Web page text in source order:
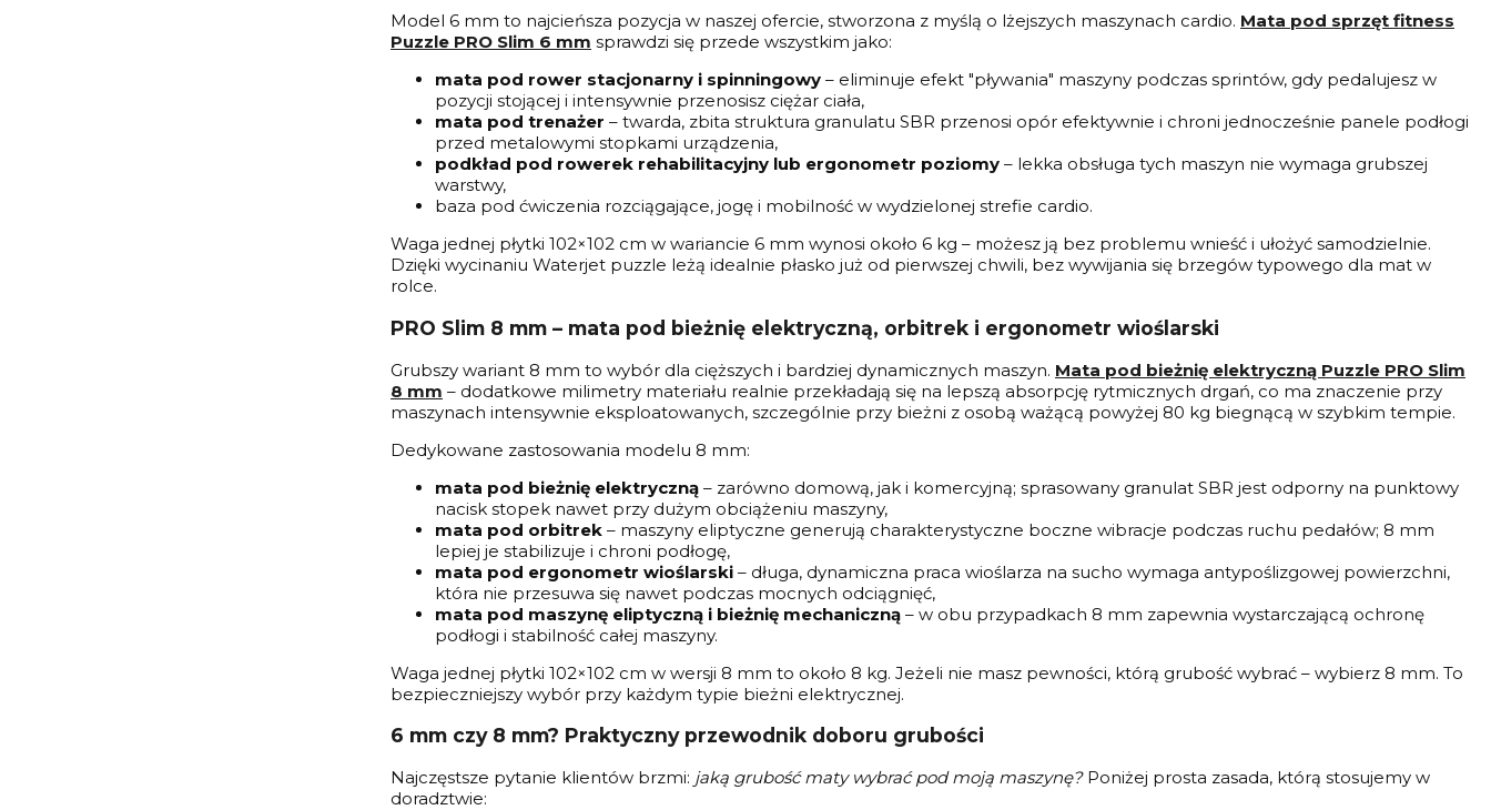
Model 6 mm to najcieńsza pozycja w naszej ofercie, stworzona z myślą o lżejszych maszynach cardio. Mata pod sprzęt fitness
Puzzle PRO Slim 6 mm sprawdzi się przede wszystkim jako:
mata pod rower stacjonarny i spinningowy – eliminuje efekt "pływania" maszyny podczas sprintów, gdy pedalujesz w
pozycji stojącej i intensywnie przenosisz ciężar ciała,
mata pod trenażer – twarda, zbita struktura granulatu SBR przenosi opór efektywnie i chroni jednocześnie panele podłogi
przed metalowymi stopkami urządzenia,
podkład pod rowerek rehabilitacyjny lub ergonometr poziomy – lekka obsługa tych maszyn nie wymaga grubszej
warstwy,
baza pod ćwiczenia rozciągające, jogę i mobilność w wydzielonej strefie cardio.
Waga jednej płytki 102×102 cm w wariancie 6 mm wynosi około 6 kg – możesz ją bez problemu wnieść i ułożyć samodzielnie.
Dzięki wycinaniu Waterjet puzzle leżą idealnie płasko już od pierwszej chwili, bez wywijania się brzegów typowego dla mat w
rolce.
PRO Slim 8 mm – mata pod bieżnię elektryczną, orbitrek i ergonometr wioślarski
Grubszy wariant 8 mm to wybór dla cięższych i bardziej dynamicznych maszyn. Mata pod bieżnię elektryczną Puzzle PRO Slim
8 mm – dodatkowe milimetry materiału realnie przekładają się na lepszą absorpcję rytmicznych drgań, co ma znaczenie przy
maszynach intensywnie eksploatowanych, szczególnie przy bieżni z osobą ważącą powyżej 80 kg biegnącą w szybkim tempie.
Dedykowane zastosowania modelu 8 mm:
mata pod bieżnię elektryczną – zarówno domową, jak i komercyjną; sprasowany granulat SBR jest odporny na punktowy
nacisk stopek nawet przy dużym obciążeniu maszyny,
mata pod orbitrek – maszyny eliptyczne generują charakterystyczne boczne wibracje podczas ruchu pedałów; 8 mm
lepiej je stabilizuje i chroni podłogę,
mata pod ergonometr wioślarski – długa, dynamiczna praca wioślarza na sucho wymaga antypoślizgowej powierzchni,
która nie przesuwa się nawet podczas mocnych odciągnięć,
mata pod maszynę eliptyczną i bieżnię mechaniczną – w obu przypadkach 8 mm zapewnia wystarczającą ochronę
podłogi i stabilność całej maszyny.
Waga jednej płytki 102×102 cm w wersji 8 mm to około 8 kg. Jeżeli nie masz pewności, którą grubość wybrać – wybierz 8 mm. To
bezpieczniejszy wybór przy każdym typie bieżni elektrycznej.
6 mm czy 8 mm? Praktyczny przewodnik doboru grubości
Najczęstsze pytanie klientów brzmi: jaką grubość maty wybrać pod moją maszynę?Poniżej prosta zasada, którą stosujemy w
doradztwie: